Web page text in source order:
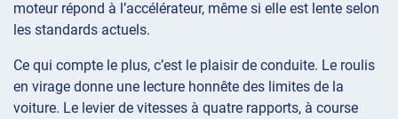
moteur répond à l’accélérateur, même si elle est lente selon
les standards actuels.
Ce qui compte le plus, c’est le plaisir de conduite. Le roulis
en virage donne une lecture honnête des limites de la
voiture. Le levier de vitesses à quatre rapports, à course